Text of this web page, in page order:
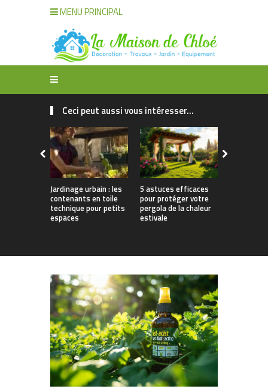
MENU PRINCIPAL
Ceci peut aussi vous intéresser...
Jardinage urbain : les
contenants en toile
technique pour petits
espaces
5 astuces efficaces
pour protéger votre
pergola de la chaleur
estivale